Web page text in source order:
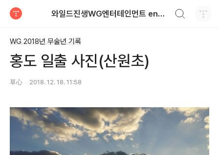
와일드진생WG엔터테인먼트 entertainment
WG 2018년 무술년 기록
홍도 일출 사진(산원초)
草心 2018. 12. 18. 11:58